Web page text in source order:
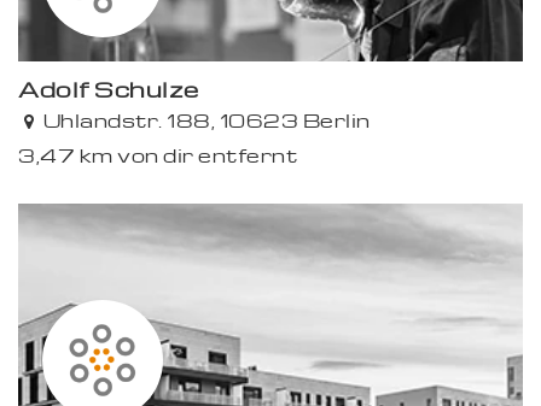
Adolf Schulze
Uhlandstr. 188, 10623 Berlin
3,47 km von dir entfernt